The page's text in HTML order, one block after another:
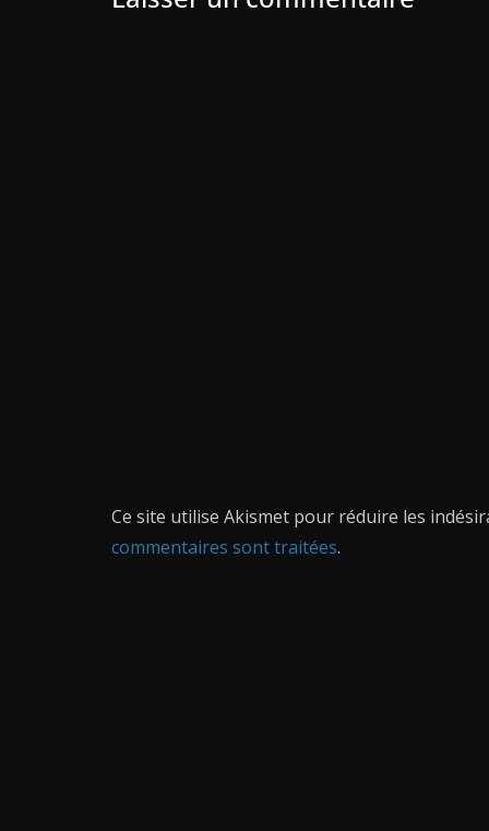
Ce site utilise Akismet pour réduire les
commentaires sont traitées.